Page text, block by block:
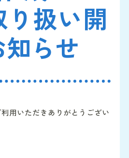
り扱い開
らせ
用いただきありがとうござい